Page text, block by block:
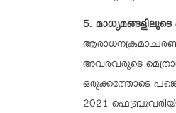
5.
അവരവരുടെ
ഒരുക്കത്തോടെ
2021